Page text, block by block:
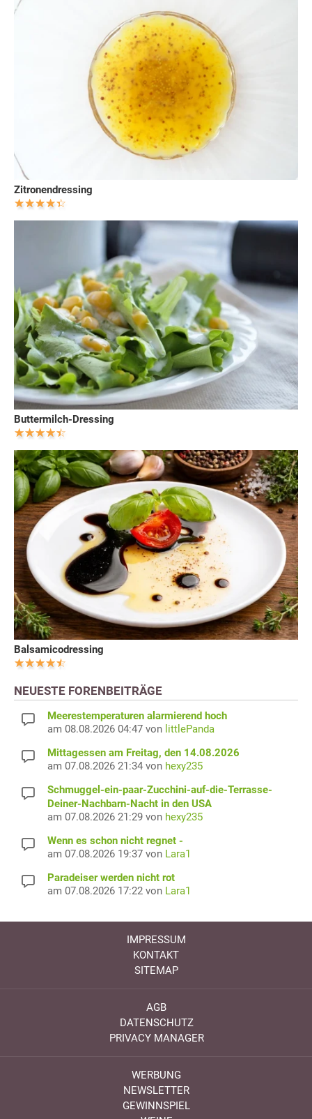
Zitronendressing
Buttermilch-Dressing
Balsamicodressing
NEUESTE FORENBEITRÄGE
Meerestemperaturen alarmierend hoch
am 08.08.2026 04:47 von littlePanda
Mittagessen am Freitag, den 14.08.2026
am 07.08.2026 21:34 von hexy235
Schmuggel-ein-paar-Zucchini-auf-die-Terrasse-
Deiner-Nachbarn-Nacht in den USA
am 07.08.2026 21:29 von hexy235
Wenn es schon nicht regnet -
am 07.08.2026 19:37 von Lara1
Paradeiser werden nicht rot
am 07.08.2026 17:22 von Lara1
IMPRESSUM
KONTAKT
SITEMAP
AGB
DATENSCHUTZ
PRIVACY MANAGER
WERBUNG
NEWSLETTER
GEWINNSPIEL